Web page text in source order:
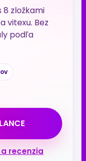
8 zložkami
vitexu. Bez
podľa
recenzia